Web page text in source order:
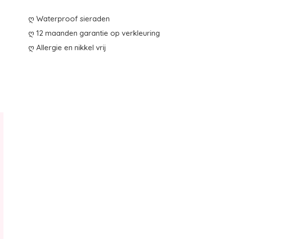
ღ Waterproof sieraden
ღ 12 maanden garantie op verkleuring
ღ Allergie en nikkel vrij